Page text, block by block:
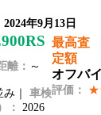
2024年9月13日
離： ～
み｜ 車検
： 2026
最高査
定額
オフバ
評価：